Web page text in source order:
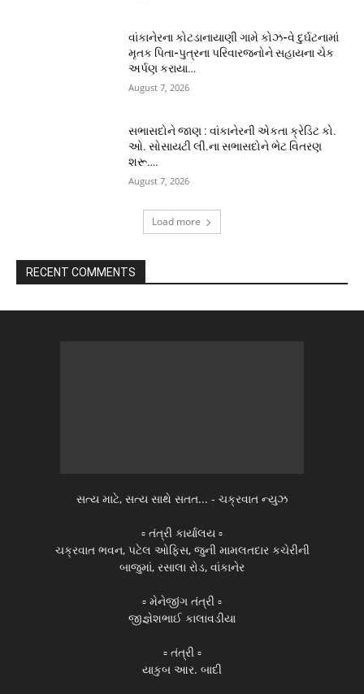
વાંકાનેરના કોટડાનાયાણી ગામે કોઝ-વે દુર્ઘટનામાં
મૃતક પિતા-પુત્રના પરિવારજનોને સહાયના ચેક
અર્પણ કરાયા…
August 7, 2026
સભાસદોને જાણ : વાંકાનેરની એકતા ક્રેડિટ કો.
ઓ. સોસાયટી લી.ના સભાસદોને ભેટ વિતરણ
શરૂ….
August 7, 2026
Load more
RECENT COMMENTS
સત્ય માટે, સત્ય સાથે સતત... - ચક્રવાત ન્યુઝ
▫️ તંત્રી કાર્યાલય ▫️
ચક્રવાત ભવન, પટેલ ઓફિસ, જુની મામલતદાર કચેરીની
બાજુમાં, રસાલા રોડ, વાંકાનેર
▫️ મેનેજીંગ તંત્રી ▫️
જીજ્ઞેશભાઈ કાલાવડીયા
▫️ તંત્રી ▫️
યાકુબ આર. બાદી